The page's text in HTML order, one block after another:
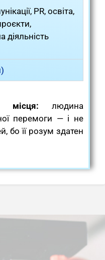
PR, освіта,
діяльність
місця: людина
перемоги — і не
бо її розум здатен